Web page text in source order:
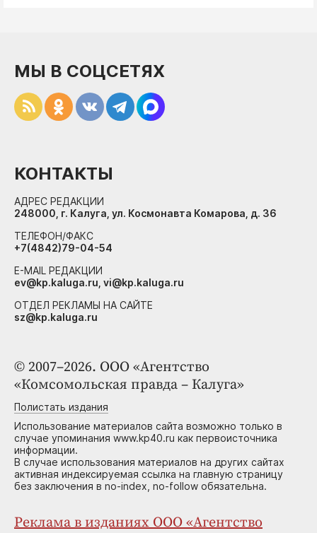
© 2007–2026. ООО «Агентство
«Комсомольская правда – Калуга»
Полистать издания
Использование материалов сайта возможно только в
случае упоминания www.kp40.ru как первоисточника
информации.
В случае использования материалов на других сайтах
активная индексируемая ссылка на главную страницу
без заключения в no-index, no-follow обязательна.
Реклама в изданиях ООО «Агентство
МЫ В СОЦСЕТЯХ
КОНТАКТЫ
АДРЕС РЕДАКЦИИ
248000, г. Калуга, ул. Космонавта Комарова, д. 36
ТЕЛЕФОН/ФАКС
+7(4842)79-04-54
E-MAIL РЕДАКЦИИ
ev@kp.kaluga.ru, vi@kp.kaluga.ru
ОТДЕЛ РЕКЛАМЫ НА САЙТЕ
sz@kp.kaluga.ru